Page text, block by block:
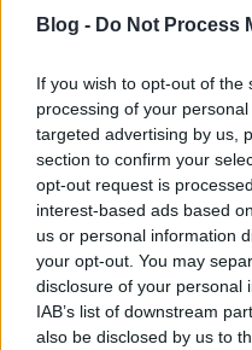
Blog - Do Not Process
If you wish to opt-out of
processing of your
targeted advertising by us,
section to confirm your
opt-out request is
interest-based ads based
us or personal information
your opt-out. You may
disclosure of your personal
IAB’s list of downstream
also be disclosed by us to
ereszkedő tető miatt
szemben egy vízszintes
gyakorlatilag csak a
rudakból lehetne a
nehezebb a megfelelő
A menedék legvégét,
nem feltétlenül kell
módon már nem javítja
használhatóságát.
akár